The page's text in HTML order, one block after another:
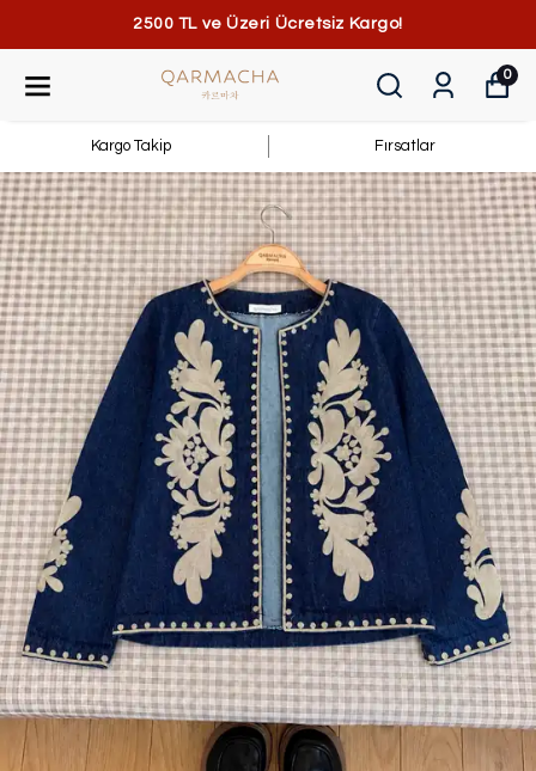
2500 TL ve Üzeri Ücretsiz Kargo!
0
Kargo Takip Fırsatlar